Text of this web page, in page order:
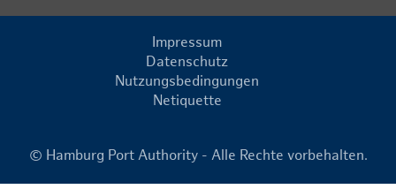
Impressum
Datenschutz
Nutzungsbedingungen
Netiquette
© Hamburg Port Authority - Alle Rechte vorbehalten.